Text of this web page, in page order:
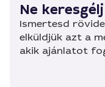
Ne
Ismertesd
elküldjük azt a
akik ajánlatot